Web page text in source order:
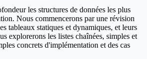
les structures de données les plus
Nous commencerons par une révision
tableaux statiques et dynamiques, et leurs
explorerons les listes chaînées, simples et
concrets d'implémentation et des cas